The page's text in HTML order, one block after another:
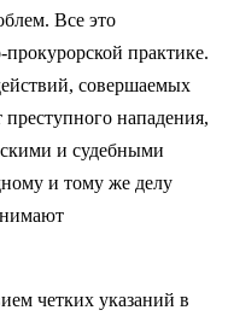
Все это
прокурорской практике.
совершаемых
нападения,
и судебными
и тому же делу
четких указаний в